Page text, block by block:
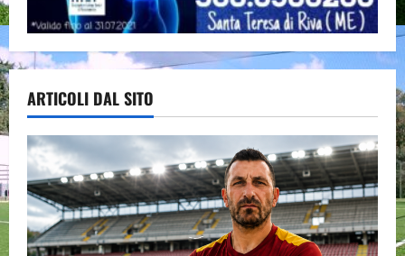
ARTICOLI DAL SITO